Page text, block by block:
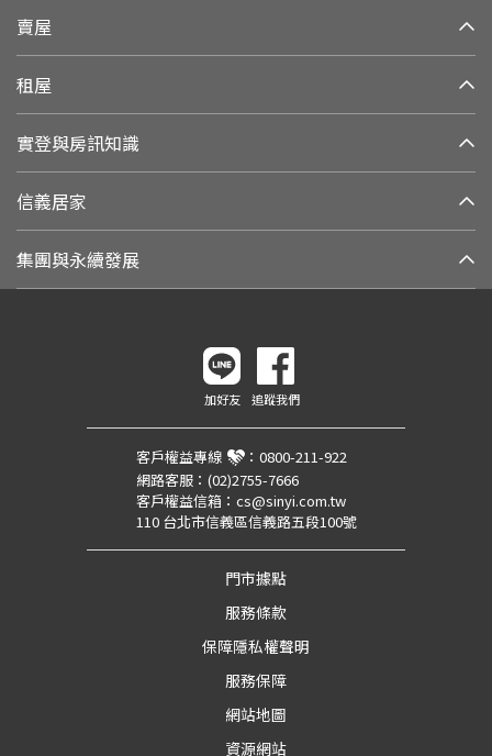
賣屋
租屋
實登與房訊知識
信義居家
集團與永續發展
加好友 追蹤我們
客戶權益專線 ： 0800-211-922
網路客服： (02)2755-7666
客戶權益信箱： cs@sinyi.com.tw
110 台北市信義區信義路五段100號
門市據點
服務條款
保障隱私權聲明
服務保障
網站地圖
資源網站